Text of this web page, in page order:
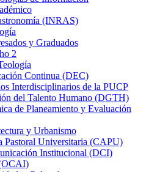
(INRAS)
y Graduados
2
Continua (DEC)
Interdisciplinarios de la PUCP
del Talento Humano (DGTH)
de Planeamiento y Evaluación
y Urbanismo
Pastoral Universitaria (CAPU)
Institucional (DCI)